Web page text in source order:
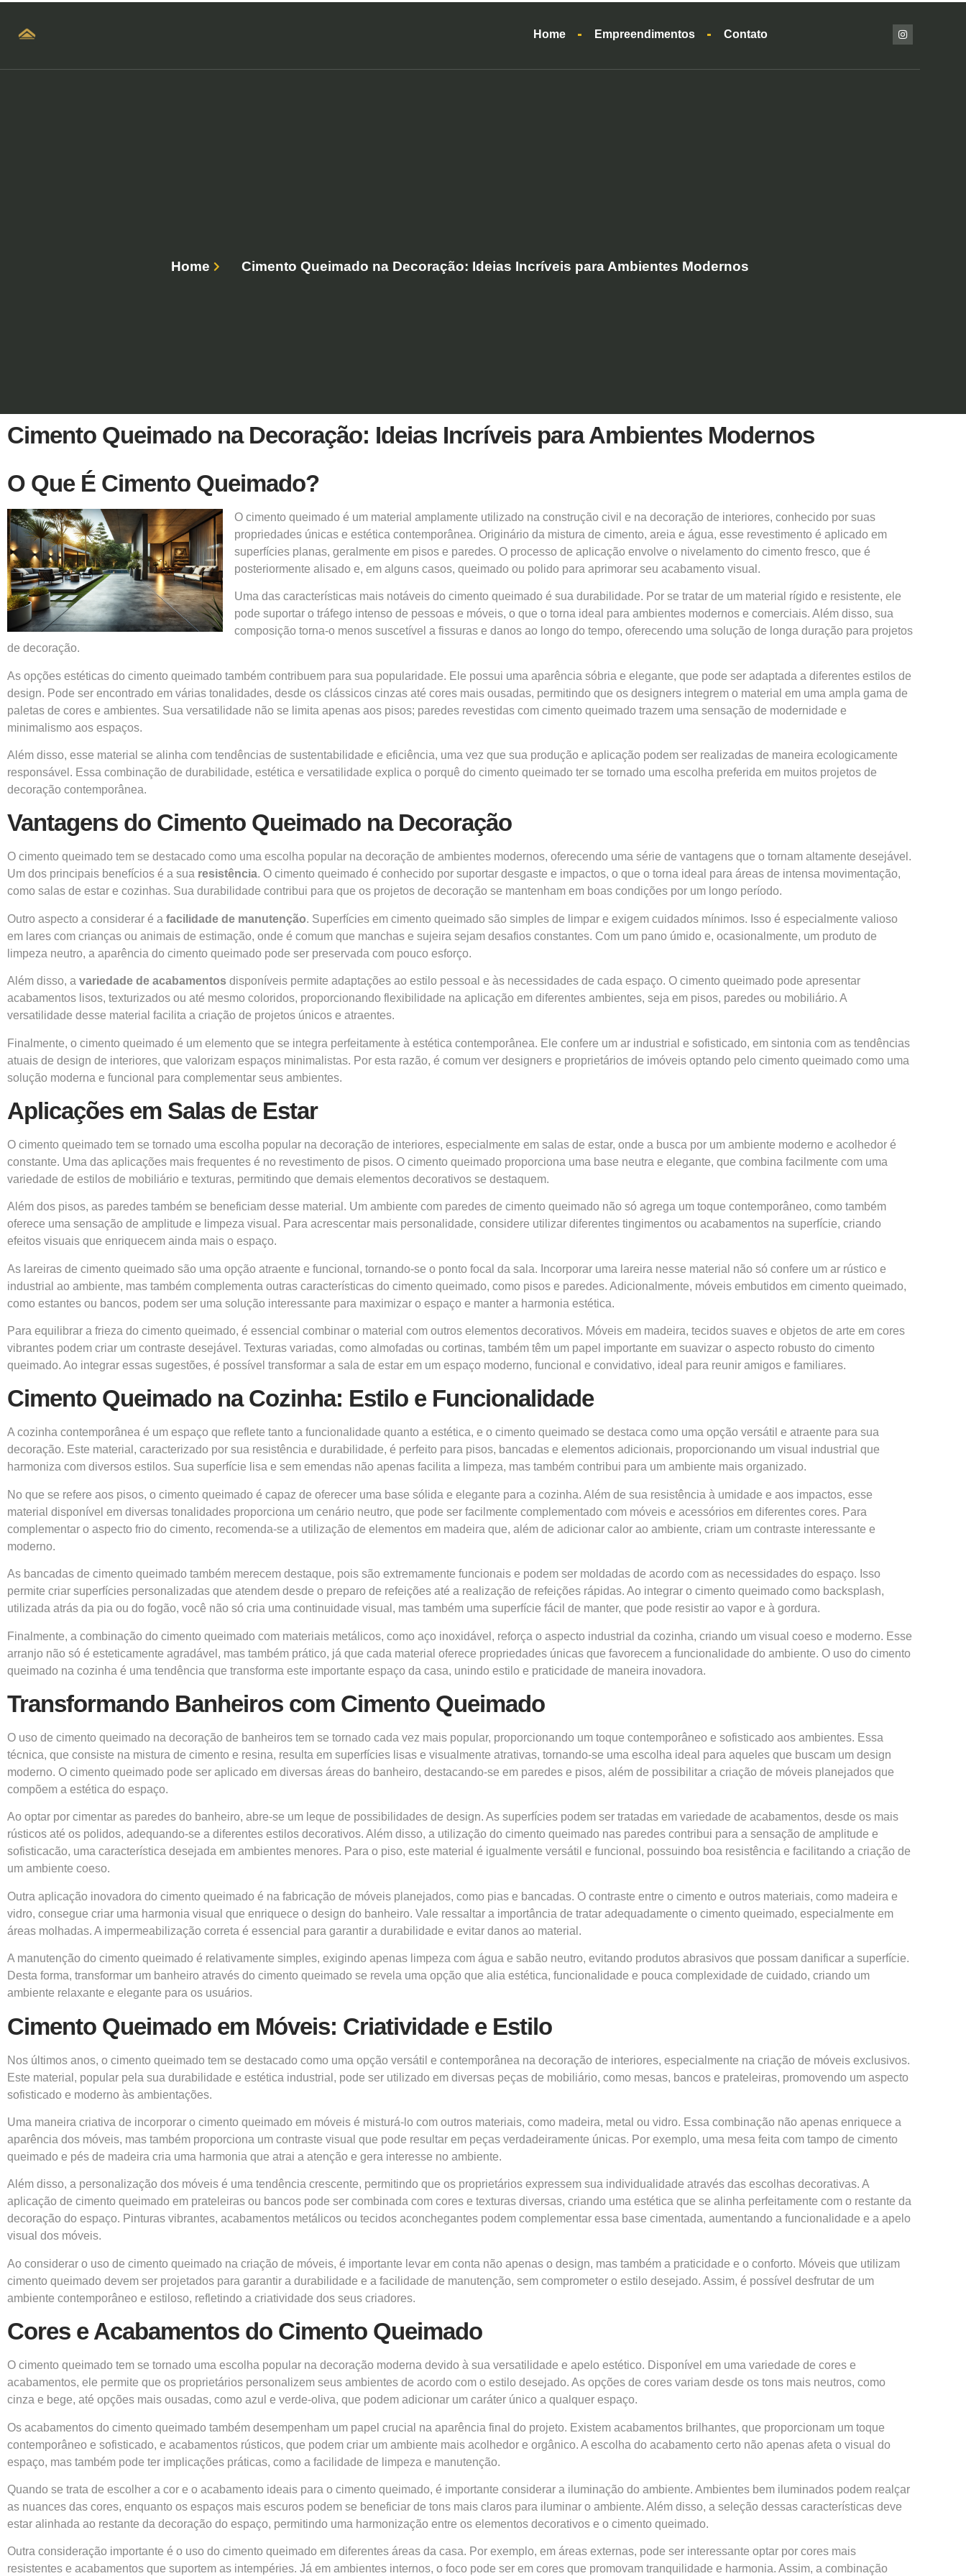
Home Empreendimentos Contato
Home Cimento Queimado na Decoração: Ideias Incríveis para Ambientes Modernos
Cimento Queimado na Decoração: Ideias Incríveis para Ambientes Modernos
O Que É Cimento Queimado?
O cimento queimado é um material amplamente utilizado na construção civil e na decoração de interiores, conhecido por suas
propriedades únicas e estética contemporânea. Originário da mistura de cimento, areia e água, esse revestimento é aplicado em
superfícies planas, geralmente em pisos e paredes. O processo de aplicação envolve o nivelamento do cimento fresco, que é
posteriormente alisado e, em alguns casos, queimado ou polido para aprimorar seu acabamento visual.
Uma das características mais notáveis do cimento queimado é sua durabilidade. Por se tratar de um material rígido e resistente, ele
pode suportar o tráfego intenso de pessoas e móveis, o que o torna ideal para ambientes modernos e comerciais. Além disso, sua
composição torna-o menos suscetível a fissuras e danos ao longo do tempo, oferecendo uma solução de longa duração para projetos
de decoração.
As opções estéticas do cimento queimado também contribuem para sua popularidade. Ele possui uma aparência sóbria e elegante, que pode ser adaptada a diferentes estilos de
design. Pode ser encontrado em várias tonalidades, desde os clássicos cinzas até cores mais ousadas, permitindo que os designers integrem o material em uma ampla gama de
paletas de cores e ambientes. Sua versatilidade não se limita apenas aos pisos; paredes revestidas com cimento queimado trazem uma sensação de modernidade e
minimalismo aos espaços.
Além disso, esse material se alinha com tendências de sustentabilidade e eficiência, uma vez que sua produção e aplicação podem ser realizadas de maneira ecologicamente
responsável. Essa combinação de durabilidade, estética e versatilidade explica o porquê do cimento queimado ter se tornado uma escolha preferida em muitos projetos de
decoração contemporânea.
Vantagens do Cimento Queimado na Decoração
O cimento queimado tem se destacado como uma escolha popular na decoração de ambientes modernos, oferecendo uma série de vantagens que o tornam altamente desejável.
Um dos principais benefícios é a sua resistência. O cimento queimado é conhecido por suportar desgaste e impactos, o que o torna ideal para áreas de intensa movimentação,
como salas de estar e cozinhas. Sua durabilidade contribui para que os projetos de decoração se mantenham em boas condições por um longo período.
Outro aspecto a considerar é a facilidade de manutenção. Superfícies em cimento queimado são simples de limpar e exigem cuidados mínimos. Isso é especialmente valioso
em lares com crianças ou animais de estimação, onde é comum que manchas e sujeira sejam desafios constantes. Com um pano úmido e, ocasionalmente, um produto de
limpeza neutro, a aparência do cimento queimado pode ser preservada com pouco esforço.
Além disso, a variedade de acabamentos disponíveis permite adaptações ao estilo pessoal e às necessidades de cada espaço. O cimento queimado pode apresentar
acabamentos lisos, texturizados ou até mesmo coloridos, proporcionando flexibilidade na aplicação em diferentes ambientes, seja em pisos, paredes ou mobiliário. A
versatilidade desse material facilita a criação de projetos únicos e atraentes.
Finalmente, o cimento queimado é um elemento que se integra perfeitamente à estética contemporânea. Ele confere um ar industrial e sofisticado, em sintonia com as tendências
atuais de design de interiores, que valorizam espaços minimalistas. Por esta razão, é comum ver designers e proprietários de imóveis optando pelo cimento queimado como uma
solução moderna e funcional para complementar seus ambientes.
Aplicações em Salas de Estar
O cimento queimado tem se tornado uma escolha popular na decoração de interiores, especialmente em salas de estar, onde a busca por um ambiente moderno e acolhedor é
constante. Uma das aplicações mais frequentes é no revestimento de pisos. O cimento queimado proporciona uma base neutra e elegante, que combina facilmente com uma
variedade de estilos de mobiliário e texturas, permitindo que demais elementos decorativos se destaquem.
Além dos pisos, as paredes também se beneficiam desse material. Um ambiente com paredes de cimento queimado não só agrega um toque contemporâneo, como também
oferece uma sensação de amplitude e limpeza visual. Para acrescentar mais personalidade, considere utilizar diferentes tingimentos ou acabamentos na superfície, criando
efeitos visuais que enriquecem ainda mais o espaço.
As lareiras de cimento queimado são uma opção atraente e funcional, tornando-se o ponto focal da sala. Incorporar uma lareira nesse material não só confere um ar rústico e
industrial ao ambiente, mas também complementa outras características do cimento queimado, como pisos e paredes. Adicionalmente, móveis embutidos em cimento queimado,
como estantes ou bancos, podem ser uma solução interessante para maximizar o espaço e manter a harmonia estética.
Para equilibrar a frieza do cimento queimado, é essencial combinar o material com outros elementos decorativos. Móveis em madeira, tecidos suaves e objetos de arte em cores
vibrantes podem criar um contraste desejável. Texturas variadas, como almofadas ou cortinas, também têm um papel importante em suavizar o aspecto robusto do cimento
queimado. Ao integrar essas sugestões, é possível transformar a sala de estar em um espaço moderno, funcional e convidativo, ideal para reunir amigos e familiares.
Cimento Queimado na Cozinha: Estilo e Funcionalidade
A cozinha contemporânea é um espaço que reflete tanto a funcionalidade quanto a estética, e o cimento queimado se destaca como uma opção versátil e atraente para sua
decoração. Este material, caracterizado por sua resistência e durabilidade, é perfeito para pisos, bancadas e elementos adicionais, proporcionando um visual industrial que
harmoniza com diversos estilos. Sua superfície lisa e sem emendas não apenas facilita a limpeza, mas também contribui para um ambiente mais organizado.
No que se refere aos pisos, o cimento queimado é capaz de oferecer uma base sólida e elegante para a cozinha. Além de sua resistência à umidade e aos impactos, esse
material disponível em diversas tonalidades proporciona um cenário neutro, que pode ser facilmente complementado com móveis e acessórios em diferentes cores. Para
complementar o aspecto frio do cimento, recomenda-se a utilização de elementos em madeira que, além de adicionar calor ao ambiente, criam um contraste interessante e
moderno.
As bancadas de cimento queimado também merecem destaque, pois são extremamente funcionais e podem ser moldadas de acordo com as necessidades do espaço. Isso
permite criar superfícies personalizadas que atendem desde o preparo de refeições até a realização de refeições rápidas. Ao integrar o cimento queimado como backsplash,
utilizada atrás da pia ou do fogão, você não só cria uma continuidade visual, mas também uma superfície fácil de manter, que pode resistir ao vapor e à gordura.
Finalmente, a combinação do cimento queimado com materiais metálicos, como aço inoxidável, reforça o aspecto industrial da cozinha, criando um visual coeso e moderno. Esse
arranjo não só é esteticamente agradável, mas também prático, já que cada material oferece propriedades únicas que favorecem a funcionalidade do ambiente. O uso do cimento
queimado na cozinha é uma tendência que transforma este importante espaço da casa, unindo estilo e praticidade de maneira inovadora.
Transformando Banheiros com Cimento Queimado
O uso de cimento queimado na decoração de banheiros tem se tornado cada vez mais popular, proporcionando um toque contemporâneo e sofisticado aos ambientes. Essa
técnica, que consiste na mistura de cimento e resina, resulta em superfícies lisas e visualmente atrativas, tornando-se uma escolha ideal para aqueles que buscam um design
moderno. O cimento queimado pode ser aplicado em diversas áreas do banheiro, destacando-se em paredes e pisos, além de possibilitar a criação de móveis planejados que
compõem a estética do espaço.
Ao optar por cimentar as paredes do banheiro, abre-se um leque de possibilidades de design. As superfícies podem ser tratadas em variedade de acabamentos, desde os mais
rústicos até os polidos, adequando-se a diferentes estilos decorativos. Além disso, a utilização do cimento queimado nas paredes contribui para a sensação de amplitude e
sofisticacão, uma característica desejada em ambientes menores. Para o piso, este material é igualmente versátil e funcional, possuindo boa resistência e facilitando a criação de
um ambiente coeso.
Outra aplicação inovadora do cimento queimado é na fabricação de móveis planejados, como pias e bancadas. O contraste entre o cimento e outros materiais, como madeira e
vidro, consegue criar uma harmonia visual que enriquece o design do banheiro. Vale ressaltar a importância de tratar adequadamente o cimento queimado, especialmente em
áreas molhadas. A impermeabilização correta é essencial para garantir a durabilidade e evitar danos ao material.
A manutenção do cimento queimado é relativamente simples, exigindo apenas limpeza com água e sabão neutro, evitando produtos abrasivos que possam danificar a superfície.
Desta forma, transformar um banheiro através do cimento queimado se revela uma opção que alia estética, funcionalidade e pouca complexidade de cuidado, criando um
ambiente relaxante e elegante para os usuários.
Cimento Queimado em Móveis: Criatividade e Estilo
Nos últimos anos, o cimento queimado tem se destacado como uma opção versátil e contemporânea na decoração de interiores, especialmente na criação de móveis exclusivos.
Este material, popular pela sua durabilidade e estética industrial, pode ser utilizado em diversas peças de mobiliário, como mesas, bancos e prateleiras, promovendo um aspecto
sofisticado e moderno às ambientações.
Uma maneira criativa de incorporar o cimento queimado em móveis é misturá-lo com outros materiais, como madeira, metal ou vidro. Essa combinação não apenas enriquece a
aparência dos móveis, mas também proporciona um contraste visual que pode resultar em peças verdadeiramente únicas. Por exemplo, uma mesa feita com tampo de cimento
queimado e pés de madeira cria uma harmonia que atrai a atenção e gera interesse no ambiente.
Além disso, a personalização dos móveis é uma tendência crescente, permitindo que os proprietários expressem sua individualidade através das escolhas decorativas. A
aplicação de cimento queimado em prateleiras ou bancos pode ser combinada com cores e texturas diversas, criando uma estética que se alinha perfeitamente com o restante da
decoração do espaço. Pinturas vibrantes, acabamentos metálicos ou tecidos aconchegantes podem complementar essa base cimentada, aumentando a funcionalidade e a apelo
visual dos móveis.
Ao considerar o uso de cimento queimado na criação de móveis, é importante levar em conta não apenas o design, mas também a praticidade e o conforto. Móveis que utilizam
cimento queimado devem ser projetados para garantir a durabilidade e a facilidade de manutenção, sem comprometer o estilo desejado. Assim, é possível desfrutar de um
ambiente contemporâneo e estiloso, refletindo a criatividade dos seus criadores.
Cores e Acabamentos do Cimento Queimado
O cimento queimado tem se tornado uma escolha popular na decoração moderna devido à sua versatilidade e apelo estético. Disponível em uma variedade de cores e
acabamentos, ele permite que os proprietários personalizem seus ambientes de acordo com o estilo desejado. As opções de cores variam desde os tons mais neutros, como
cinza e bege, até opções mais ousadas, como azul e verde-oliva, que podem adicionar um caráter único a qualquer espaço.
Os acabamentos do cimento queimado também desempenham um papel crucial na aparência final do projeto. Existem acabamentos brilhantes, que proporcionam um toque
contemporâneo e sofisticado, e acabamentos rústicos, que podem criar um ambiente mais acolhedor e orgânico. A escolha do acabamento certo não apenas afeta o visual do
espaço, mas também pode ter implicações práticas, como a facilidade de limpeza e manutenção.
Quando se trata de escolher a cor e o acabamento ideais para o cimento queimado, é importante considerar a iluminação do ambiente. Ambientes bem iluminados podem realçar
as nuances das cores, enquanto os espaços mais escuros podem se beneficiar de tons mais claros para iluminar o ambiente. Além disso, a seleção dessas características deve
estar alinhada ao restante da decoração do espaço, permitindo uma harmonização entre os elementos decorativos e o cimento queimado.
Outra consideração importante é o uso do cimento queimado em diferentes áreas da casa. Por exemplo, em áreas externas, pode ser interessante optar por cores mais
resistentes e acabamentos que suportem as intempéries. Já em ambientes internos, o foco pode ser em cores que promovam tranquilidade e harmonia. Assim, a combinação